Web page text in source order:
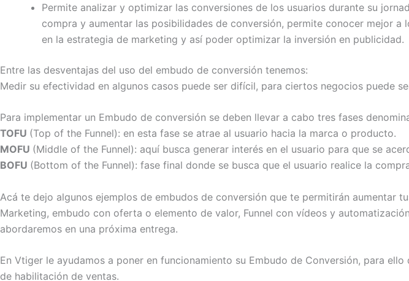
Permite analizar y optimizar las conversiones de los usuarios durante su
compra y aumentar las posibilidades de conversión, permite conocer mejor
en la estrategia de marketing y así poder optimizar la inversión en publicidad.
Entre las desventajas del uso del embudo de conversión tenemos:
Medir su efectividad en algunos casos puede ser difícil, para ciertos negocios puede
Para implementar un Embudo de conversión se deben llevar a cabo tres fases
TOFU (Top of the Funnel): en esta fase se atrae al usuario hacia la marca o producto.
MOFU (Middle of the Funnel): aquí busca generar interés en el usuario para que se
BOFU (Bottom of the Funnel): fase final donde se busca que el usuario realice la
Acá te dejo algunos ejemplos de embudos de conversión que te permitirán aumentar
Marketing, embudo con oferta o elemento de valor, Funnel con vídeos y
abordaremos en una próxima entrega.
En Vtiger le ayudamos a poner en funcionamiento su Embudo de Conversión, para
de habilitación de ventas.